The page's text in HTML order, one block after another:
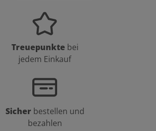
Treuepunkte bei
jedem Einkauf
Sicher bestellen und
bezahlen